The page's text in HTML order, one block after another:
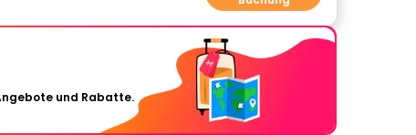
und Rabatte.